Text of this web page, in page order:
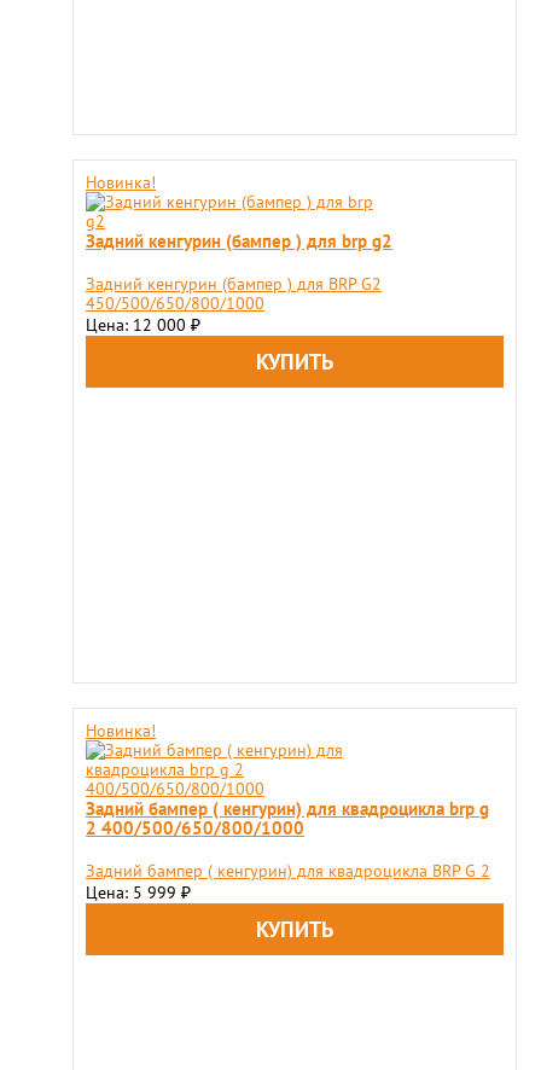
Новинка!
Задний кенгурин (бампер ) для brp g2
Задний кенгурин (бампер ) для BRP G2
450/500/650/800/1000
Цена: 12 000 ₽
Новинка!
Задний бампер ( кенгурин) для квадроцикла brp g
2 400/500/650/800/1000
Задний бампер ( кенгурин) для квадроцикла BRP G 2
Цена: 5 999 ₽